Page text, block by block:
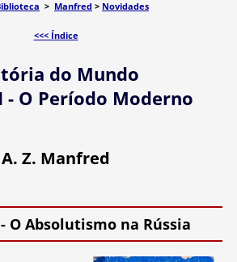
> Manfred > Novidades
<<< Índice
do Mundo
- O Período Moderno
A. Z. Manfred
O Absolutismo na Rússia